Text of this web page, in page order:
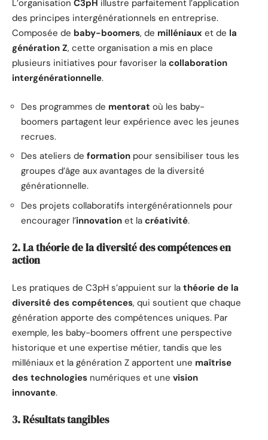
L’organisation C3pH illustre parfaitement l’application
des principes intergénérationnels en entreprise.
Composée de baby-boomers, de milléniaux et de la
génération Z, cette organisation a mis en place
plusieurs initiatives pour favoriser la collaboration
intergénérationnelle.
Des programmes de mentorat où les baby-
boomers partagent leur expérience avec les jeunes
recrues.
Des ateliers de formation pour sensibiliser tous les
groupes d’âge aux avantages de la diversité
générationnelle.
Des projets collaboratifs intergénérationnels pour
encourager l’innovation et la créativité.
2. La théorie de la diversité des compétences en
action
Les pratiques de C3pH s’appuient sur la théorie de la
diversité des compétences, qui soutient que chaque
génération apporte des compétences uniques. Par
exemple, les baby-boomers offrent une perspective
historique et une expertise métier, tandis que les
milléniaux et la génération Z apportent une maîtrise
des technologies numériques et une vision
innovante.
3. Résultats tangibles